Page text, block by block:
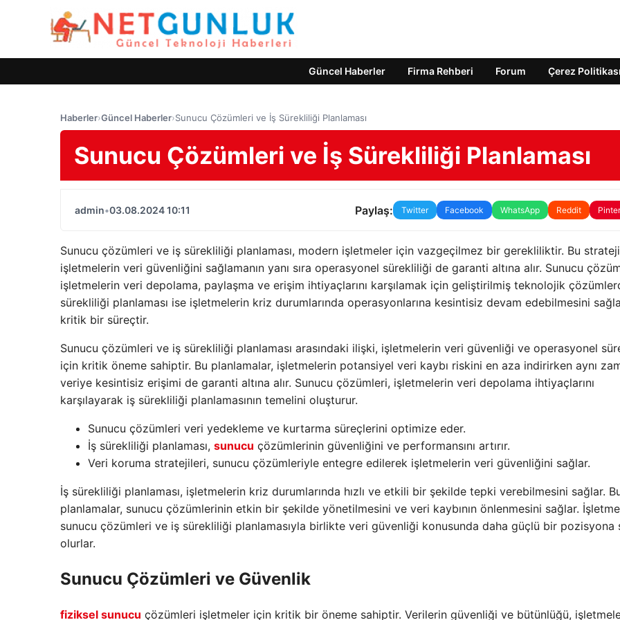
Güncel Haberler Firma Rehberi Forum Çerez Politikası
Haberler›Güncel Haberler›Sunucu Çözümleri ve İş Sürekliliği Planlaması
Sunucu Çözümleri ve İş Sürekliliği Planlaması
admin•03.08.2024 10:11 Paylaş: Twitter Facebook WhatsApp Reddit
Sunucu çözümleri ve iş sürekliliği planlaması, modern işletmeler için vazgeçilmez bir gerekliliktir. Bu
işletmelerin veri güvenliğini sağlamanın yanı sıra operasyonel sürekliliği de garanti altına alır. Sunucu
işletmelerin veri depolama, paylaşma ve erişim ihtiyaçlarını karşılamak için geliştirilmiş teknolojik
sürekliliği planlaması ise işletmelerin kriz durumlarında operasyonlarına kesintisiz devam edebilmesini
kritik bir süreçtir.
Sunucu çözümleri ve iş sürekliliği planlaması arasındaki ilişki, işletmelerin veri güvenliği ve operasyonel
için kritik öneme sahiptir. Bu planlamalar, işletmelerin potansiyel veri kaybı riskini en aza indirirken aynı
veriye kesintisiz erişimi de garanti altına alır. Sunucu çözümleri, işletmelerin veri depolama ihtiyaçlarını
karşılayarak iş sürekliliği planlamasının temelini oluşturur.
Sunucu çözümleri veri yedekleme ve kurtarma süreçlerini optimize eder.
İş sürekliliği planlaması, sunucu çözümlerinin güvenliğini ve performansını artırır.
Veri koruma stratejileri, sunucu çözümleriyle entegre edilerek işletmelerin veri güvenliğini sağlar.
İş sürekliliği planlaması, işletmelerin kriz durumlarında hızlı ve etkili bir şekilde tepki verebilmesini sağlar.
planlamalar, sunucu çözümlerinin etkin bir şekilde yönetilmesini ve veri kaybının önlenmesini sağlar.
sunucu çözümleri ve iş sürekliliği planlamasıyla birlikte veri güvenliği konusunda daha güçlü bir pozisyona
olurlar.
Sunucu Çözümleri ve Güvenlik
fiziksel sunucu çözümleri işletmeler için kritik bir öneme sahiptir. Verilerin güvenliği ve bütünlüğü,